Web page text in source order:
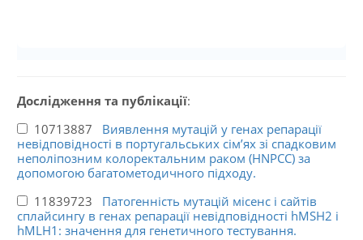
Дослідження та публікації:
10713887 Виявлення мутацій у генах репарації
невідповідності в португальських сім’ях зі спадковим
неполіпозним колоректальним раком (HNPCC) за
допомогою багатометодичного підходу.
11839723 Патогенність мутацій місенс і сайтів
сплайсингу в генах репарації невідповідності hMSH2 і
hMLH1: значення для генетичного тестування.